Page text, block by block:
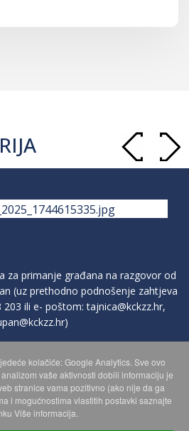
za primanje građana na razgovor od
(uz prethodno podnošenje zahtjeva
203 ili e- poštom:tajnica@kckzz.hr,
)
OSOBNIH PODATAKA
MAPA WEBA
kolačiće: Google Analytics. Sve ovo
vaše aktivnosti dobili informaciju je
stranice vama pozitivno (ako nije da ga
i mogućnostima vlastitih postavki saznajte
Više informacija.